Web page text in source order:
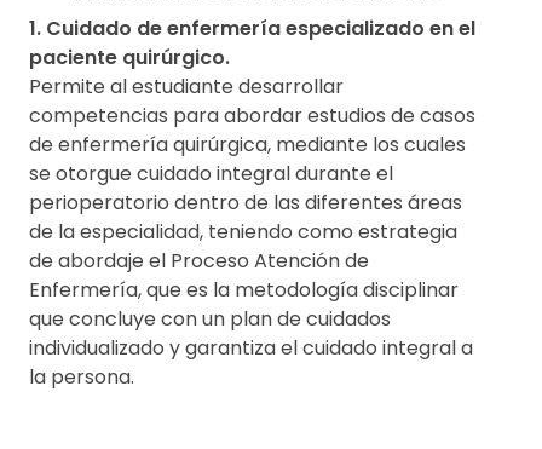
1. Cuidado de enfermería especializado en el
paciente quirúrgico.
Permite al estudiante desarrollar
competencias para abordar estudios de casos
de enfermería quirúrgica, mediante los cuales
se otorgue cuidado integral durante el
perioperatorio dentro de las diferentes áreas
de la especialidad, teniendo como estrategia
de abordaje el Proceso Atención de
Enfermería, que es la metodología disciplinar
que concluye con un plan de cuidados
individualizado y garantiza el cuidado integral a
la persona.